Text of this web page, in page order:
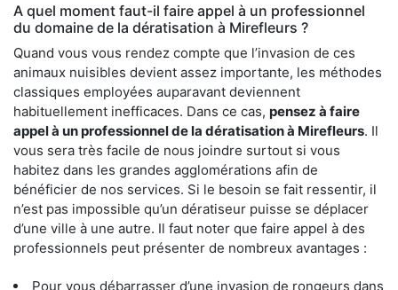
A quel moment faut-il faire appel à un professionnel
du domaine de la dératisation à Mirefleurs ?
Quand vous vous rendez compte que l’invasion de ces
animaux nuisibles devient assez importante, les méthodes
classiques employées auparavant deviennent
habituellement inefficaces. Dans ce cas, pensez à faire
appel à un professionnel de la dératisation à Mirefleurs. Il
vous sera très facile de nous joindre surtout si vous
habitez dans les grandes agglomérations afin de
bénéficier de nos services. Si le besoin se fait ressentir, il
n’est pas impossible qu’un dératiseur puisse se déplacer
d’une ville à une autre. Il faut noter que faire appel à des
professionnels peut présenter de nombreux avantages :
Pour vous débarrasser d’une invasion de rongeurs dans